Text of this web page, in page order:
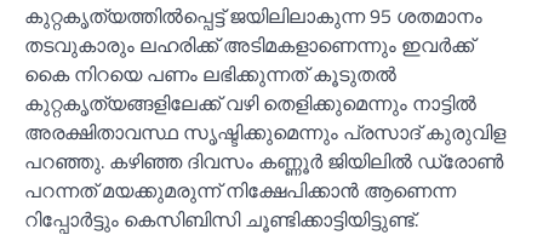
കുറ്റകൃത്യത്തില്‍പ്പെട്ട് ജയിലിലാകുന്ന 95 ശതമാനം
തടവുകാരും ലഹരിക്ക് അടിമകളാണെന്നും ഇവർക്ക്
കൈ നിറയെ പണം ലഭിക്കുന്നത് കൂടുതല്‍
കുറ്റകൃത്യങ്ങളിലേക്ക് വഴി തെളിക്കുമെന്നും നാട്ടില്‍
അരക്ഷിതാവസ്ഥ സൃഷ്ടിക്കുമെന്നും പ്രസാദ് കുരുവിള
പറഞ്ഞു. കഴിഞ്ഞ ദിവസം കണ്ണൂർ ജിയിലില്‍ ഡ്രോണ്‍
പറന്നത് മയക്കുമരുന്ന് നിക്ഷേപിക്കാൻ ആണെന്ന
റിപ്പോർട്ടും കെസിബിസി ചൂണ്ടിക്കാട്ടിയിട്ടുണ്ട്.